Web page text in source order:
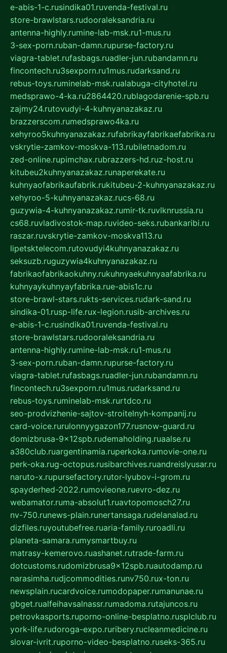
e-abis-1-c.rusindika01.ruvenda-festival.ru
store-brawlstars.rudooraleksandria.ru
antenna-highly.rumine-lab-msk.ru1-mus.ru
3-sex-porn.ruban-damn.rupurse-factory.ru
viagra-tablet.rufasbags.ruadler-jun.rubandamn.ru
fincontech.ru3sexporn.ru1mus.rudarksand.ru
rebus-toys.ruminelab-msk.rualabuga-cityhotel.ru
medsprawo-4-ka.ru2864420.rublagodarenie-spb.ru
zajmy24.rutovudyi-4-kuhnyanazakaz.ru
brazzerscom.rumedsprawo4ka.ru
xehyroo5kuhnyanazakaz.rufabrikayfabrikaefabrika.ru
vskrytie-zamkov-moskva-113.rubiletnadom.ru
zed-online.rupimchax.rubrazzers-hd.ruz-host.ru
kitubeu2kuhnyanazakaz.runaperekate.ru
kuhnyaofabrikaufabrik.rukitubeu-2-kuhnyanazakaz.ru
xehyroo-5-kuhnyanazakaz.rucs-68.ru
guzywia-4-kuhnyanazakaz.rumir-tk.ruvlknrussia.ru
cs68.ruvladivostok-map.ruvideo-seks.rubankaribi.ru
raszar.ruvskrytie-zamkov-moskva113.ru
lipetsktelecom.rutovudyi4kuhnyanazakaz.ru
seksuzb.ruguzywia4kuhnyanazakaz.ru
fabrikaofabrikaokuhny.rukuhnyaekuhnyaafabrika.ru
kuhnyaykuhnyayfabrika.rue-abis1c.ru
store-brawl-stars.rukts-services.rudark-sand.ru
sindika-01.rusp-life.rux-legion.rusib-archives.ru
e-abis-1-c.rusindika01.ruvenda-festival.ru
store-brawlstars.rudooraleksandria.ru
antenna-highly.rumine-lab-msk.ru1-mus.ru
3-sex-porn.ruban-damn.rupurse-factory.ru
viagra-tablet.rufasbags.ruadler-jun.rubandamn.ru
fincontech.ru3sexporn.ru1mus.rudarksand.ru
rebus-toys.ruminelab-msk.rurtdco.ru
seo-prodvizhenie-sajtov-stroitelnyh-kompanij.ru
card-voice.rurulonnyygazon177.rusnow-guard.ru
domizbrusa-9x12spb.rudemaholding.ruaalse.ru
a380club.ruargentinamia.ruperkoka.rumovie-one.ru
perk-oka.rug-octopus.rusibarchives.ruandreislyusar.ru
naruto-x.rupursefactory.rutor-lyubov-i-grom.ru
spayderhed-2022.rumovieone.ruevro-dez.ru
webamator.ruma-absolut1.ruavtopomosch27.ru
nv-750.runews-plain.runertansaga.rudelanalad.ru
dizfiles.ruyoutubefree.ruaria-family.ruroadli.ru
planeta-samara.rumysmartbuy.ru
matrasy-kemerovo.ruashanet.rutrade-farm.ru
dotcustoms.rudomizbrusa9x12spb.ruautodamp.ru
narasimha.rudjcommodities.runv750.rux-ton.ru
newsplain.rucardvoice.rumodopaper.rumanunae.ru
gbget.rualfeihavsalnassr.rumadoma.rutajuncos.ru
petrovkasports.ruporno-online-besplatno.rusplclub.ru
york-life.rudoroga-expo.ruribery.rucleanmedicine.ru
slovar-ivrit.ruporno-video-besplatno.ruseks-365.ru